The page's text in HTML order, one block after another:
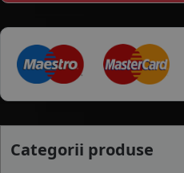
Categorii produse